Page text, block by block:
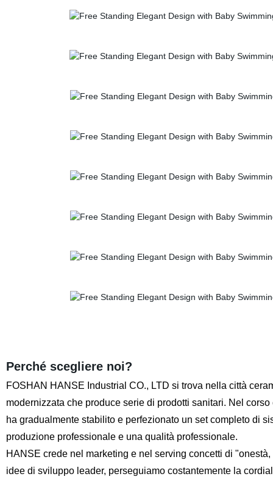
Perché scegliere noi?
FOSHAN HANSE Industrial CO., LTD si trova nella città
modernizzata che produce serie di prodotti sanitari. Nel
ha gradualmente stabilito e perfezionato un set completo di
produzione professionale e una qualità professionale.
HANSE crede nel marketing e nel serving concetti di
idee di sviluppo leader, perseguiamo costantemente la